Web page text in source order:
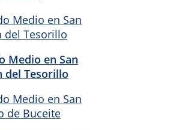
Medio en San
del Tesorillo